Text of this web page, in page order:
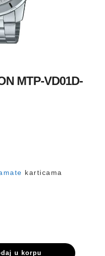
MTP-VD01D-
karticama
u korpu